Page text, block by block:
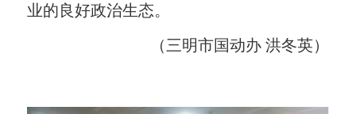
业的良好政治生态。
（三明市国动办 洪冬英）